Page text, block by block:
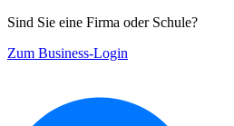
Sind Sie eine Firma oder Schule?
Zum Business-Login